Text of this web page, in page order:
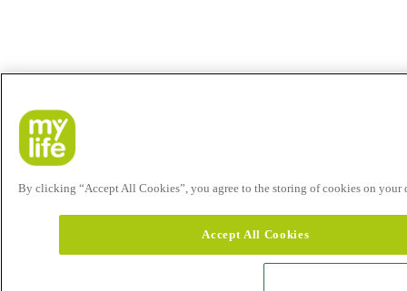
By clicking “Accept All Cookies”, you agree to the storing of cookies on your
Accept All Cookies